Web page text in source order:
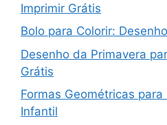
Imprimir Grátis
Bolo para Colorir:
Desenho da Primavera
Grátis
Formas Geométricas
Infantil